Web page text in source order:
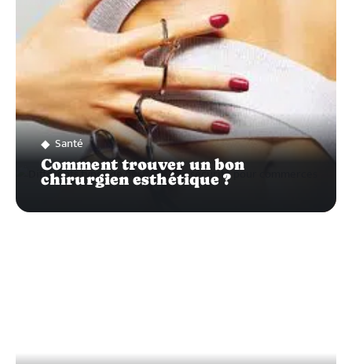
Santé
Comment trouver un bon
chirurgien esthétique ?